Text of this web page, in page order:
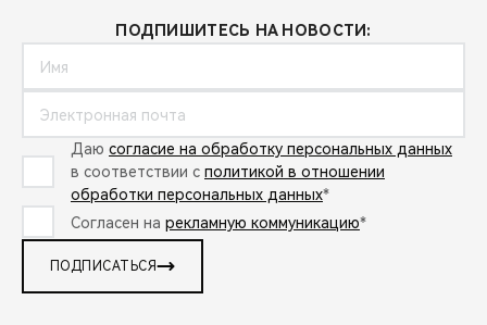
ПОДПИШИТЕСЬ НА НОВОСТИ:
Даю согласие на обработку персональных данных
в соответствии с политикой в отношении
обработки персональных данных*
Согласен на рекламную коммуникацию*
ПОДПИСАТЬСЯ